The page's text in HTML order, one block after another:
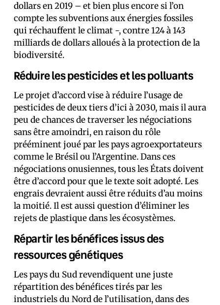
dollars en 2019 – et bien plus encore si l’on
compte les subventions aux énergies fossiles
qui réchauffent le climat -, contre 124 à 143
milliards de dollars alloués à la protection de la
biodiversité.
Réduire les pesticides et les polluants
Le projet d’accord vise à réduire l’usage de
pesticides de deux tiers d’ici à 2030, mais il aura
peu de chances de traverser les négociations
sans être amoindri, en raison du rôle
prééminent joué par les pays agroexportateurs
comme le Brésil ou l’Argentine. Dans ces
négociations onusiennes, tous les États doivent
être d’accord pour que le texte soit adopté. Les
engrais devraient aussi être réduits d’au moins
la moitié. Il est aussi question d’éliminer les
rejets de plastique dans les écosystèmes.
Répartir les bénéfices issus des
ressources génétiques
Les pays du Sud revendiquent une juste
répartition des bénéfices tirés par les
industriels du Nord de l’utilisation, dans des